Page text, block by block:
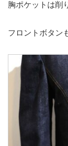
胸ポケットは削
フロントボタン